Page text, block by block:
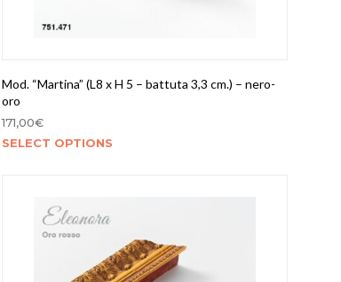
Mod. “Martina” (L8 x H 5 – battuta 3,3 cm.) – nero-
oro
171,00€
SELECT OPTIONS